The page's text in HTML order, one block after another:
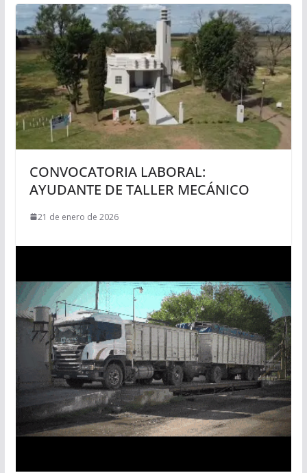
CONVOCATORIA LABORAL:
AYUDANTE DE TALLER MECÁNICO
21 de enero de 2026